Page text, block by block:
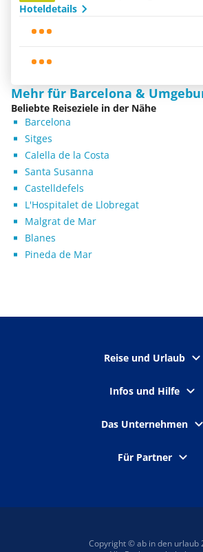
Hoteldetails
Mehr für Barcelona &
Beliebte Reiseziele in der Nähe
Barcelona
Sitges
Calella de la Costa
Santa Susanna
Castelldefels
L'Hospitalet de Llobregat
Malgrat de Mar
Blanes
Pineda de Mar
Reise und Urlaub
Infos und Hilfe
Das Unternehmen
Für Partner
Copyright © ab in den urlaub